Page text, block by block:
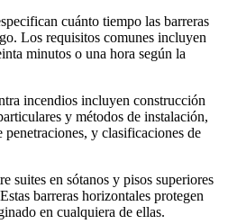
cuánto tiempo las barreras
Los requisitos comunes incluyen
minutos o una hora según la
incendios incluyen construcción
y métodos de instalación,
penetraciones, y clasificaciones de
suites en sótanos y pisos superiores
barreras horizontales protegen
en cualquiera de ellas.